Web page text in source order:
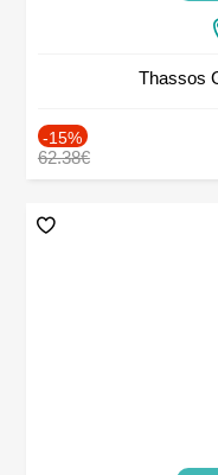
Thassos
-15%
62.38€